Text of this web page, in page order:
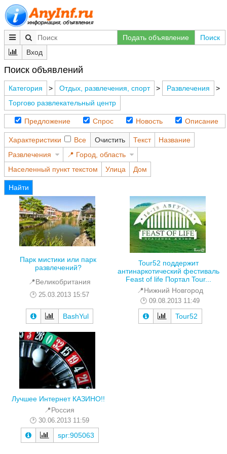
Подать объявление
Поиск
Вход
Поиск объявлений
Категория > Отдых, развлечения, спорт > Развлечения
>
Торгово развлекательный центр
Предложение Спрос Новость Описание
Характеристики Все Очистить Текст
Название
Развлечения
Город, область
Населенный пункт текстом
Улица Дом
Найти
Парк мистики или парк
развлечений?
📍Великобритания
25.03.2013 15:57
BashYul
Tour52 поддержит
антинаркотический фестиваль
Feast of life Портал Tour...
📍Нижний Новгород
09.08.2013 11:49
Tour52
Лучшее Интернет КАЗИНО!!
📍Россия
30.06.2013 11:59
spr:905063